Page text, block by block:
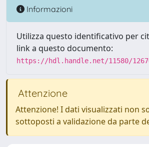
Informazioni
Utilizza questo identificativo per
link a questo documento:
https://hdl.handle.net/11580/
Attenzione
Attenzione! I dati visualizzati non
sottoposti a validazione da parte